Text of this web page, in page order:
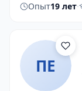
Опыт19 лет·
ПЕ